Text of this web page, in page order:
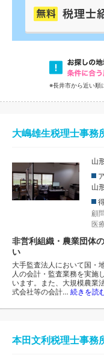
※長井市から近い順
大嶋雄生税理士事務
山
山
顧
医
非営利組織・農業団体
い
大手監査法人において国・
人の会計・監査業務を実施
います。また、大規模農業
式会社等の会計… 続きを読
本田文利税理士事務